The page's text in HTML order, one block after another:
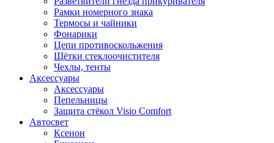
Рамки номерного знака
Термосы и чайники
Фонарики
Цепи противоскольжения
Щётки стеклоочистителя
Чехлы, тенты
Аксессуары
Аксессуары
Пепельницы
Защита стёкол Visio Comfort
Автосвет
Ксенон